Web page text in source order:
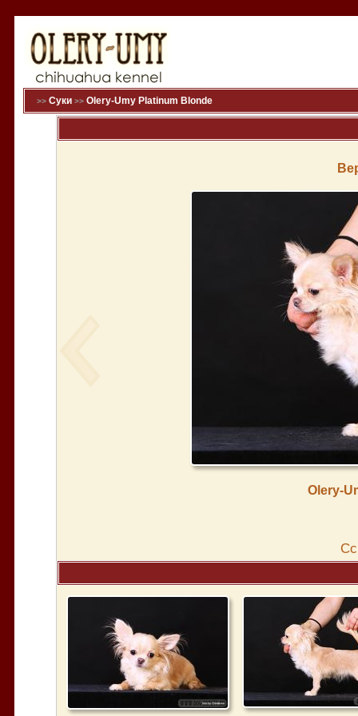
>> Суки >> Olery-Umy Platinum Blonde
Olery-